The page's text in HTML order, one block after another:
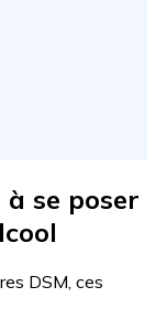
se poser
DSM, ces